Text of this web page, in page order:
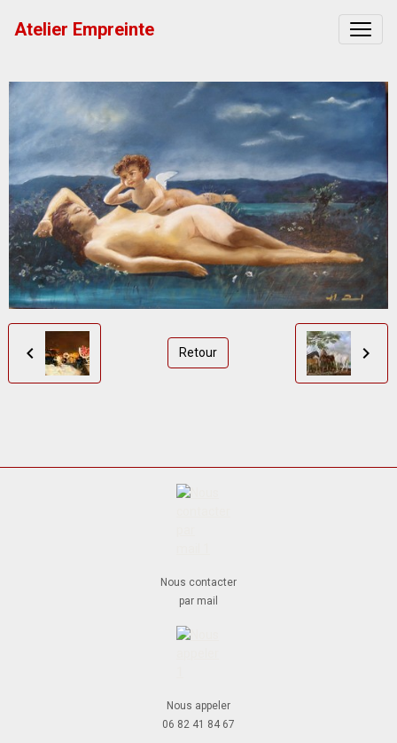
Atelier Empreinte
Retour
Nous contacter
par mail
Nous appeler
06 82 41 84 67